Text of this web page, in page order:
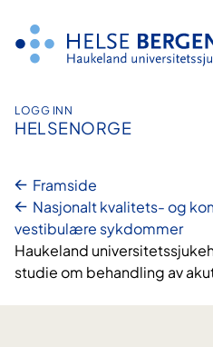
innhald
LOGG INN
HELSENORGE
Framside
Nasjonalt kvalitets- og
vestibulære sykdommer
Haukeland
studie om behandling av